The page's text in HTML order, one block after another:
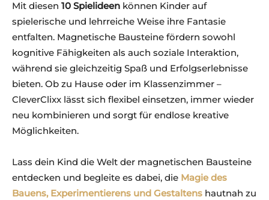
Mit diesen 10 Spielideen können Kinder auf
spielerische und lehrreiche Weise ihre Fantasie
entfalten. Magnetische Bausteine fördern sowohl
kognitive Fähigkeiten als auch soziale Interaktion,
während sie gleichzeitig Spaß und Erfolgserlebnisse
bieten. Ob zu Hause oder im Klassenzimmer –
CleverClixx lässt sich flexibel einsetzen, immer wieder
neu kombinieren und sorgt für endlose kreative
Möglichkeiten.
Lass dein Kind die Welt der magnetischen Bausteine
entdecken und begleite es dabei, die Magie des
Bauens, Experimentierens und Gestaltens hautnah zu